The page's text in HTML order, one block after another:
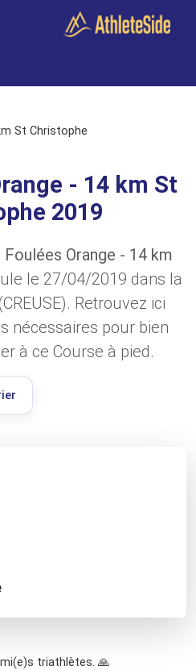
St Christophe
- 14 km St
2019
Orange - 14 km
le 27/04/2019 dans la
Retrouvez ici
nécessaires pour bien
à ce Course à pied.
triathlètes. 🙏